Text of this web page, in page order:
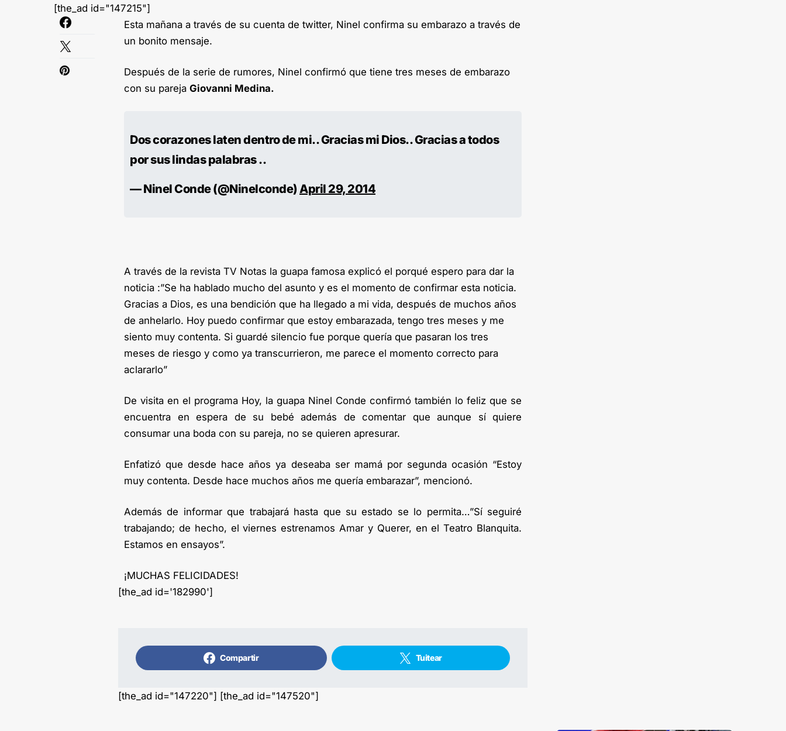
[the_ad id="147215"]
Esta mañana a través de su cuenta de twitter, Ninel confirma su embarazo a través de
un bonito mensaje.
Después de la serie de rumores, Ninel confirmó que tiene tres meses de embarazo
con su pareja Giovanni Medina.
Dos corazones laten dentro de mi.. Gracias mi Dios.. Gracias a todos
por sus lindas palabras ..
— Ninel Conde (@Ninelconde)April 29, 2014
A través de la revista TV Notas la guapa famosa explicó el porqué espero para dar la
noticia :”Se ha hablado mucho del asunto y es el momento de confirmar esta noticia.
Gracias a Dios, es una bendición que ha llegado a mi vida, después de muchos años
de anhelarlo. Hoy puedo confirmar que estoy embarazada, tengo tres meses y me
siento muy contenta. Si guardé silencio fue porque quería que pasaran los tres
meses de riesgo y como ya transcurrieron, me parece el momento correcto para
aclararlo”
De visita en el programa Hoy, la guapa Ninel Conde confirmó también lo feliz que se
encuentra en espera de su bebé además de comentar que aunque sí quiere
consumar una boda con su pareja, no se quieren apresurar.
Enfatizó que desde hace años ya deseaba ser mamá por segunda ocasión “Estoy
muy contenta. Desde hace muchos años me quería embarazar”, mencionó.
Además de informar que trabajará hasta que su estado se lo permita…”Sí seguiré
trabajando; de hecho, el viernes estrenamos Amar y Querer, en el Teatro Blanquita.
Estamos en ensayos”.
¡MUCHAS FELICIDADES!
[the_ad id='182990']
Compartir Tuitear
[the_ad id="147220"] [the_ad id="147520"]